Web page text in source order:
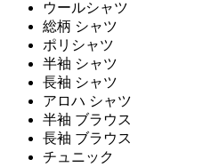
ウールシャツ
総柄 シャツ
ポリシャツ
半袖 シャツ
長袖 シャツ
アロハ シャツ
半袖 ブラウス
長袖 ブラウス
チュニック